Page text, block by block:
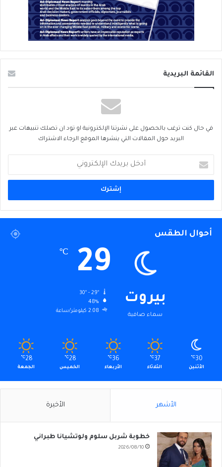
القائمة البريدية
في حال كنت ترغب بالحصول على نشرتنا الإلكترونية او تود ان تصلك تنبيهات عبر
البريد حول المقالات التي ينشرها الموقع الرجاء الاشتراك
بريدك
الإلكتروني
أحوال الطقس
بيروت
سماء صافية
29
℃
48%
2.08 كيلومتر/ساعة
30
℃
الأثنين
37
℃
الثلاثاء
36
℃
الأربعاء
28
℃
الخميس
28
℃
الجمعة
الأشهر الأخيرة
خطوبة شربل سلوم ولوتشيانا طبراني
2026/08/10